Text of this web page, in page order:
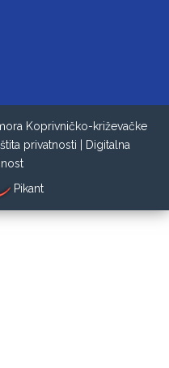
Koprivničko-križevačke
privatnosti
Digitalna
Pikant